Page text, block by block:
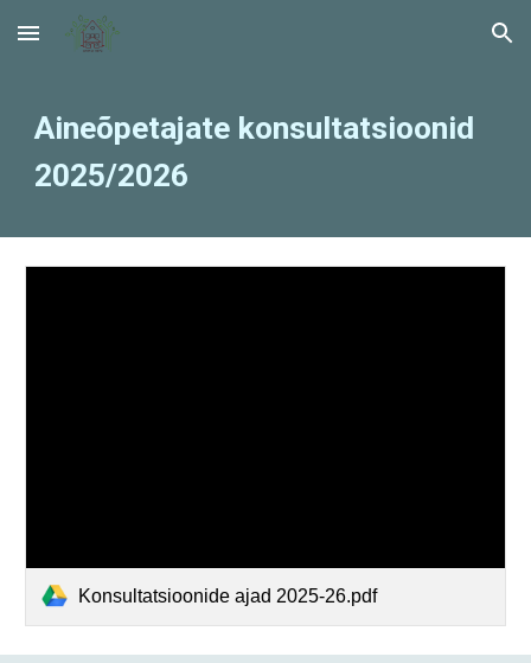
Skip to main content Skip to navigation
Aineõpetajate konsultatsioonid
2025/2026
Konsultatsioonide ajad 2025-26.pdf